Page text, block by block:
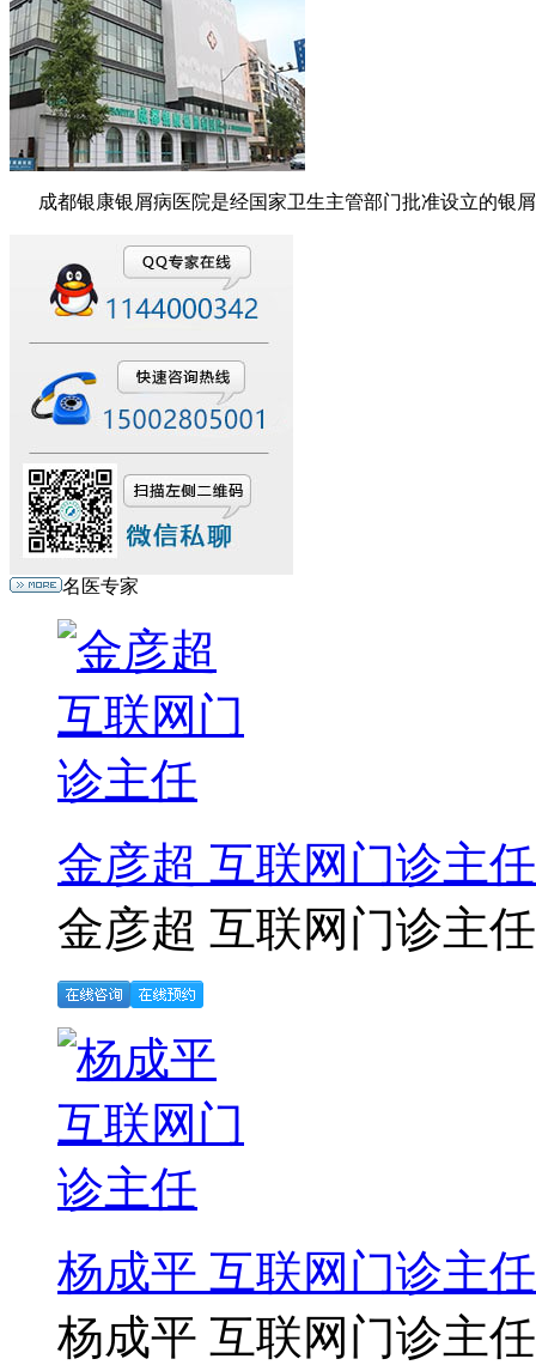
成都银康银屑病医院是经国家卫生主管部门批准设立的银
名医专家
金彦超 互联网门诊主任
金彦超 互联网门诊主
杨成平 互联网门诊主任
杨成平 互联网门诊主